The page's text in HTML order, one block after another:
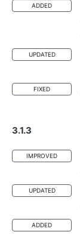
ADDED
UPDATED
FIXED
3.1.3
IMPROVED
UPDATED
ADDED